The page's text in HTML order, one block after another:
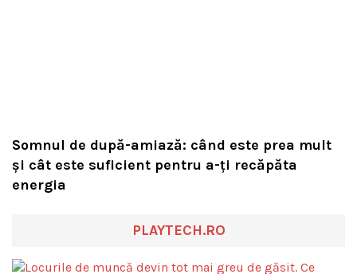
Somnul de după-amiază: când este prea mult
și cât este suficient pentru a-ți recăpăta
energia
PLAYTECH.RO